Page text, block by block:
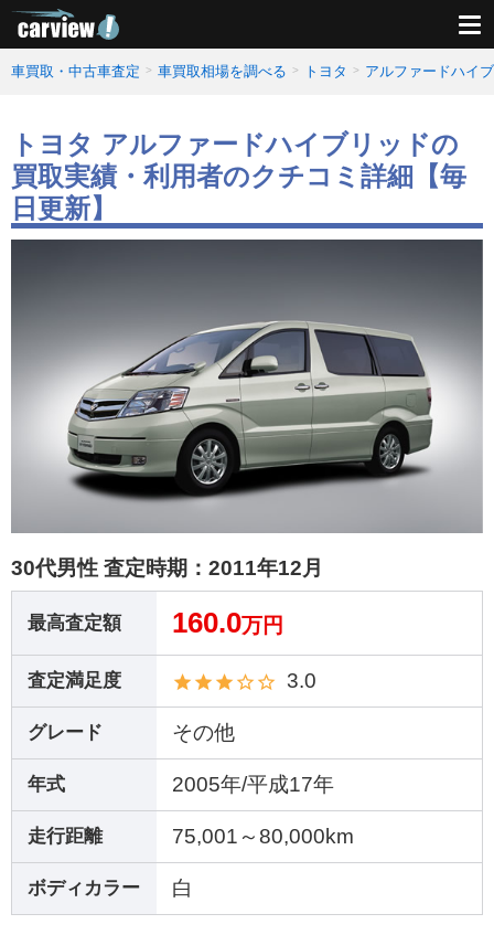
車買取・中古車査定 車買取相場を調べる トヨタ アルファードハイ
トヨタ アルファードハイブリッドの
買取実績・利用者のクチコミ詳細【毎
日更新】
30代男性 査定時期： 2011年12月
最高査定額 160.0万円
査定満足度 3.0
グレード その他
年式 2005年/平成17年
走行距離 75,001～80,000km
ボディカラー 白